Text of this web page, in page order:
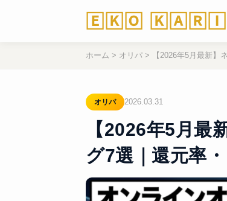
🄴🄺🄾 🄺🄰🅁🄸
ホーム > オリパ > 【2026年5月最新
オリパ 2026.03.31
【2026年5月最
グ7選｜還元率